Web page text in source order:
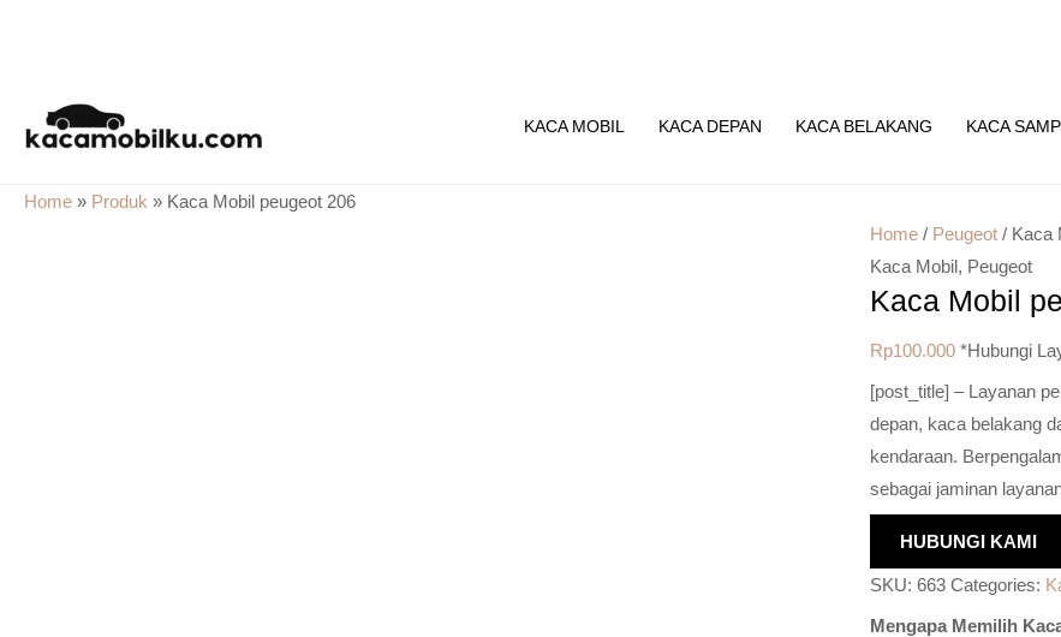
content
KACA MOBIL KACA DEPAN KACA BELAKANG KACA
Home » Produk » Kaca Mobil peugeot 206
Home / Peugeot / Kaca
Kaca Mobil, Peugeot
Kaca Mobil
Rp100.000 *Hubungi
[post_title] – Layanan
depan, kaca belakang
kendaraan.
sebagai jaminan
HUBUNGI KAMI
SKU:663 Categories:
Mengapa Memilih